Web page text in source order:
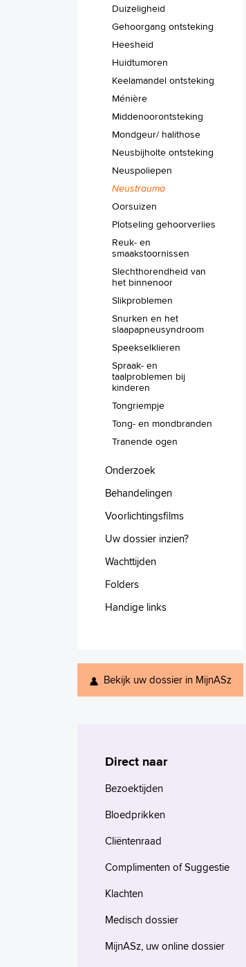
Duizeligheid
Gehoorgang ontsteking
Heesheid
Huidtumoren
Keelamandel ontsteking
Ménière
Middenoorontsteking
Mondgeur/ halithose
Neusbijholte ontsteking
Neuspoliepen
Neustrauma
Oorsuizen
Plotseling gehoorverlies
Reuk- en
smaakstoornissen
Slechthorendheid van
het binnenoor
Slikproblemen
Snurken en het
slaapapneusyndroom
Speekselklieren
Spraak- en
taalproblemen bij
kinderen
Tongriempje
Tong- en mondbranden
Tranende ogen
Onderzoek
Behandelingen
Voorlichtingsfilms
Uw dossier inzien?
Wachttijden
Folders
Handige links
Bekijk uw dossier in MijnASz
Direct naar
Bezoektijden
Bloedprikken
Cliëntenraad
Complimenten of Suggestie
Klachten
Medisch dossier
MijnASz, uw online dossier